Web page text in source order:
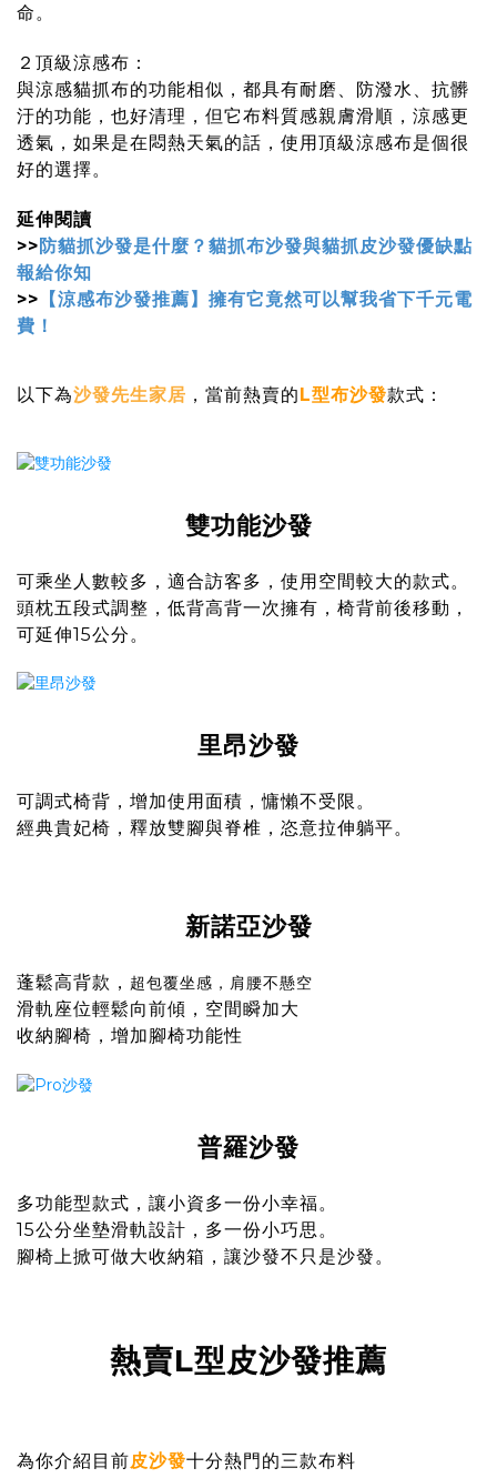
命。
２頂級涼感布：
與涼感貓抓布的功能相似，都具有耐磨、防潑水、抗髒
汙的功能，也好清理，但它布料質感親膚滑順，涼感更
透氣，如果是在悶熱天氣的話，使用頂級涼感布是個很
好的選擇。
延伸閱讀
>>防貓抓沙發是什麼？貓抓布沙發與貓抓皮沙發優缺點
報給你知
>> 【涼感布沙發推薦】擁有它竟然可以幫我省下千元電
費！
以下為沙發先生家居 ，當前熱賣的 L型布沙發款式：
雙功能沙發
可乘坐人數較多，適合訪客多，使用空間較大的款式。
頭枕五段式調整，低背高背一次擁有，椅背前後移動，
可延伸15公分。
里昂沙發
可調式椅背，增加使用面積，慵懶不受限。
經典貴妃椅，釋放雙腳與脊椎，恣意拉伸躺平。
新諾亞沙發
蓬鬆高背款， 超包覆坐感，肩腰不懸空
滑軌座位輕鬆向前傾，空間瞬加大
收納腳椅，增加腳椅功能性
普羅沙發
多功能型款式，讓小資多一份小幸福。
15公分坐墊滑軌設計，多一份小巧思。
腳椅上掀可做大收納箱，讓沙發不只是沙發。
熱賣L型皮沙發推薦
為你介紹目前皮沙發十分熱門的三款布料